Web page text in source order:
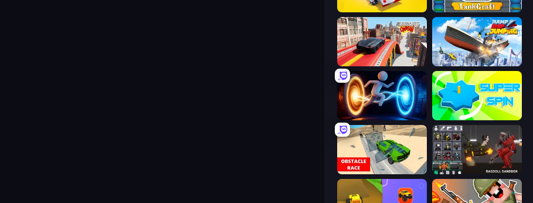
TankCraft
Slingshot Crash Ship Ramp Jumping
Portal Escape Super Spin
Obstacle Race: Destroying Simulator! Last Play: Ragdoll Sandbox